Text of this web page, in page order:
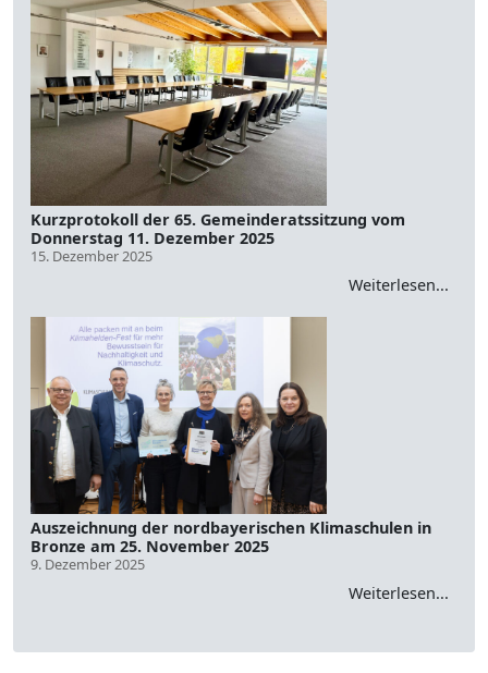
Kurzprotokoll der 65. Gemeinderatssitzung vom
Donnerstag 11. Dezember 2025
15. Dezember 2025
Weiterlesen...
Auszeichnung der nordbayerischen Klimaschulen in
Bronze am 25. November 2025
9. Dezember 2025
Weiterlesen...